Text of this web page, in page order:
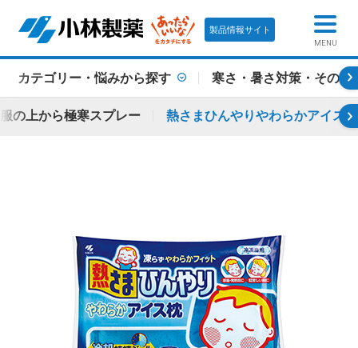
製品情報サイト
MENU
カテゴリー・悩みから探す 寒さ・暑さ対策・その他
の上から極寒スプレー 熱さまひんやりやわらかアイス枕